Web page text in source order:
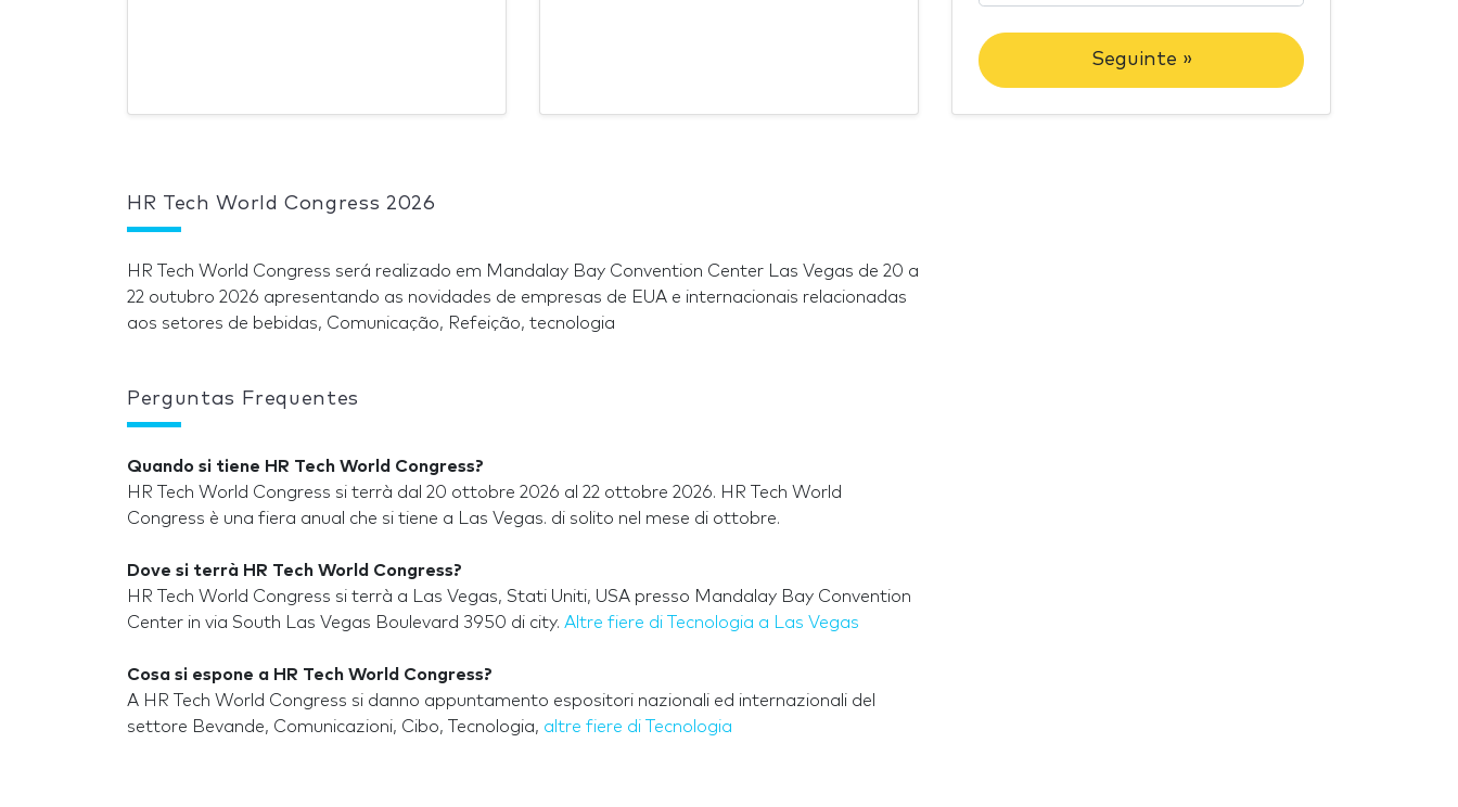
Seguinte »
HR Tech World Congress 2026
HR Tech World Congress será realizado em Mandalay Bay Convention Center Las Vegas de 20 a
22 outubro 2026 apresentando as novidades de empresas de EUA e internacionais relacionadas
aos setores de bebidas, Comunicação, Refeição, tecnologia
Perguntas Frequentes
Quando si tiene HR Tech World Congress?
HR Tech World Congress si terrà dal 20 ottobre 2026 al 22 ottobre 2026. HR Tech World
Congress è una fiera anual che si tiene a Las Vegas. di solito nel mese di ottobre.
Dove si terrà HR Tech World Congress?
HR Tech World Congress si terrà a Las Vegas, Stati Uniti, USA presso Mandalay Bay Convention
Center in via South Las Vegas Boulevard 3950 di city. Altre fiere di Tecnologia a Las Vegas
Cosa si espone a HR Tech World Congress?
A HR Tech World Congress si danno appuntamento espositori nazionali ed internazionali del
settore Bevande, Comunicazioni, Cibo, Tecnologia, altre fiere di Tecnologia